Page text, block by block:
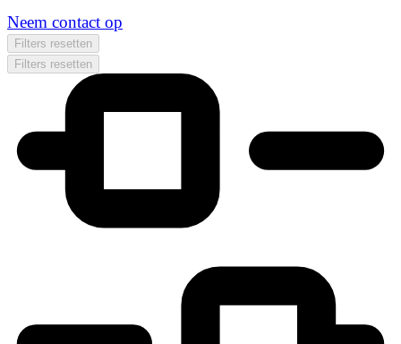
Neem contact op
Filters resetten
Filters resetten